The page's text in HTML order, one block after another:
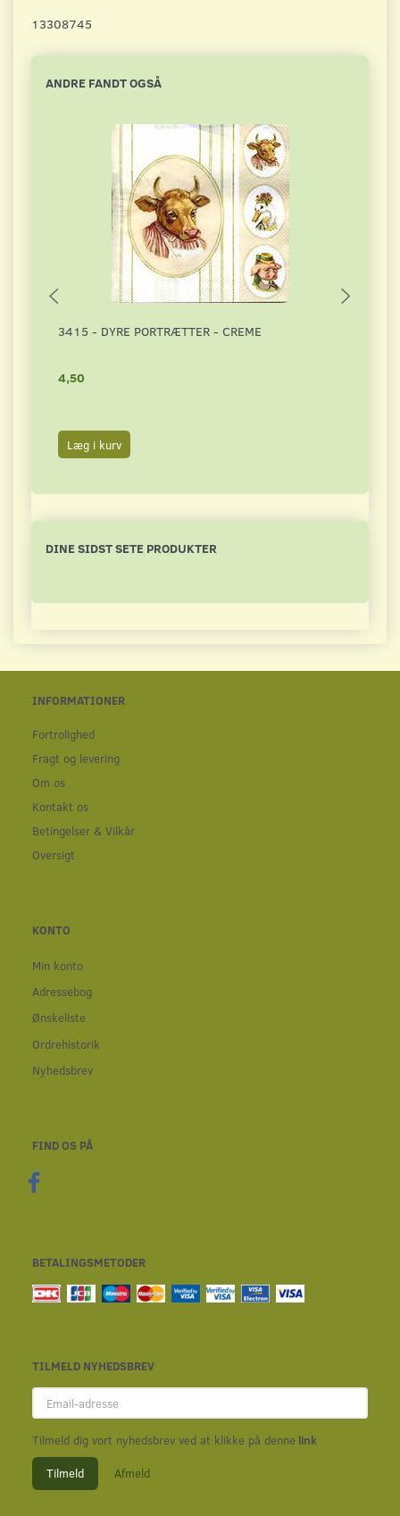
13308745
ANDRE FANDT OGSÅ
3415 - DYRE PORTRÆTTER - CREME
4,50
Læg i kurv
DINE SIDST SETE PRODUKTER
INFORMATIONER
Fortrolighed
Fragt og levering
Om os
Kontakt os
Betingelser & Vilkår
Oversigt
KONTO
Min konto
Adressebog
Ønskeliste
Ordrehistorik
Nyhedsbrev
FIND OS PÅ
BETALINGSMETODER
TILMELD NYHEDSBREV
Email-
adresse
Tilmeld dig vort nyhedsbrev ved at klikke på denne link
Tilmeld Afmeld